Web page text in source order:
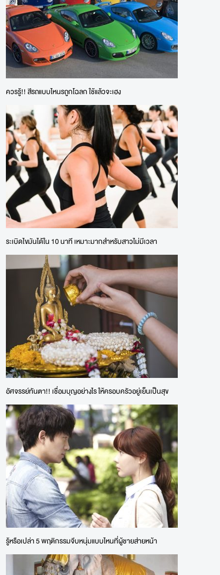
ควรรู้!! สีรถแบบไหนรถูกโฉลก ใช้แล้วจะเฮง
ระเบิดไขมันได้ใน 10 นาที เหมาะมากสำหรับสาวไม่มีเวลา
อัศจรรย์ทันตา!! เชื่อมบุญอย่างไร ให้ครอบครัวอยู่เย็นเป็นสุข
รู้หรือเปล่า 5 พฤติกรรมจีบหนุ่มแบบไหนที่ผู้ชายส่ายหน้า